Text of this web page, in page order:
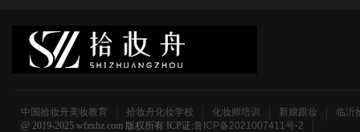
中国拾妆舟美妆教育 拾妆舟化妆学校 化妆师培训 新娘跟妆
临沂
@ 2019-2025 wfzxhz.com 版权所有 ICP证:鲁ICP备2021007411号-2